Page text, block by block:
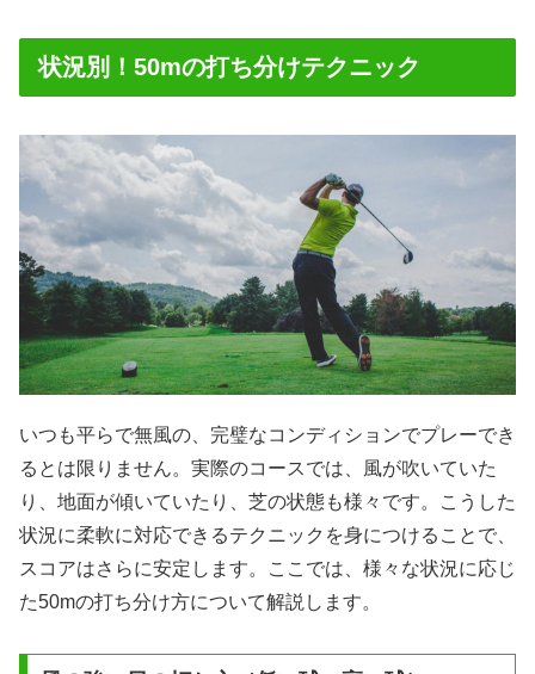
状況別！50mの打ち分けテクニック
いつも平らで無風の、完璧なコンディションでプレーでき
るとは限りません。実際のコースでは、風が吹いていた
り、地面が傾いていたり、芝の状態も様々です。こうした
状況に柔軟に対応できるテクニックを身につけることで、
スコアはさらに安定します。ここでは、様々な状況に応じ
た50mの打ち分け方について解説します。